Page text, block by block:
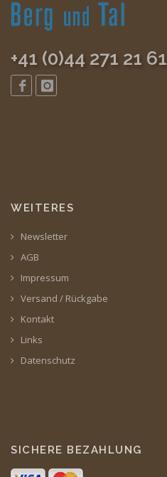
+41 (0)44 271 21 61
WEITERES
Newsletter
AGB
Impressum
Versand / Rückgabe
Kontakt
Links
Datenschutz
SICHERE BEZAHLUNG